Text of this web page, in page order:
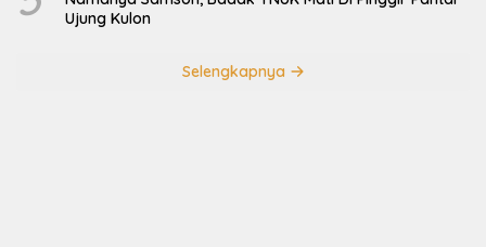
Ujung Kulon
Selengkapnya